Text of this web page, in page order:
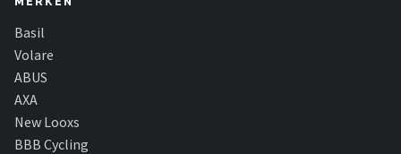
Basil
Volare
ABUS
AXA
New Looxs
BBB Cycling